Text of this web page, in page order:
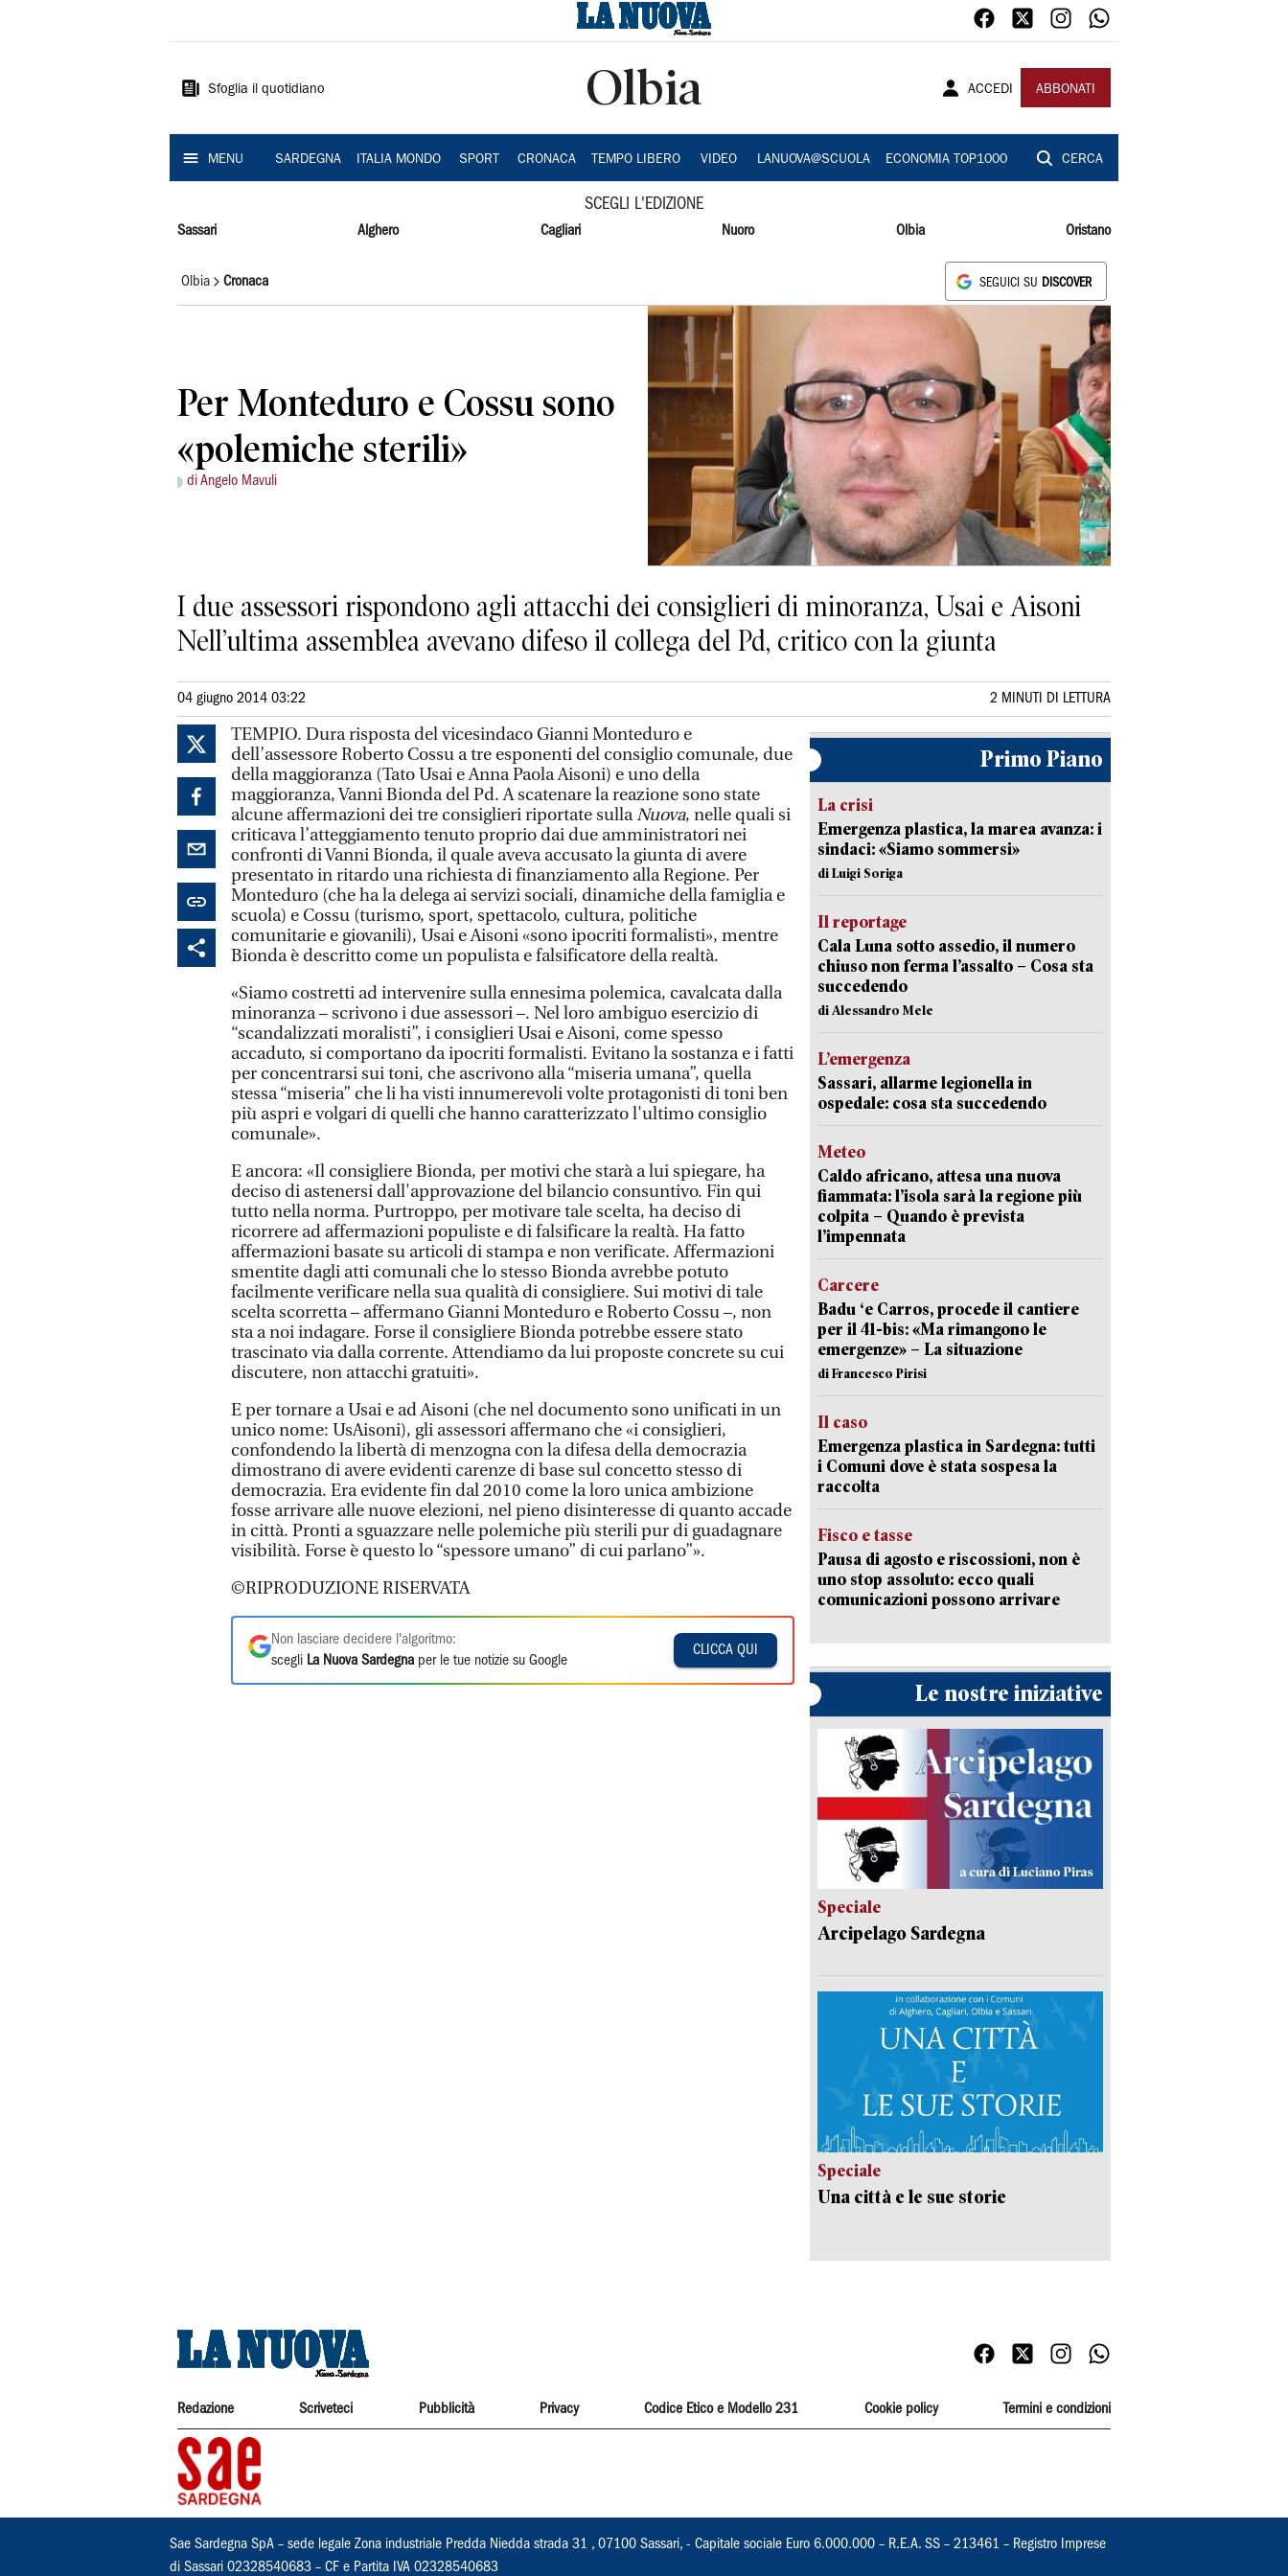
Sardegna
Sfoglia il quotidiano Olbia ACCEDI ABBONATI
MENU SARDEGNA ITALIA MONDO SPORT CRONACA TEMPO LIBERO VIDEO LANUOVA@SCUOLA ECONOMIA TOP1000 CERCA
SCEGLI L'EDIZIONE
Sassari Alghero Cagliari Nuoro Olbia Oristano
Olbia Cronaca SEGUICI SU DISCOVER
Per Monteduro e Cossu sono
«polemiche sterili»
di Angelo Mavuli
I due assessori rispondono agli attacchi dei consiglieri di minoranza, Usai e Aisoni
Nell’ultima assemblea avevano difeso il collega del Pd, critico con la giunta
04 giugno 2014 03:22 2 MINUTI DI LETTURA
TEMPIO. Dura risposta del vicesindaco Gianni Monteduro e
dell’assessore Roberto Cossu a tre esponenti del consiglio comunale, due
della maggioranza (Tato Usai e Anna Paola Aisoni) e uno della
maggioranza, Vanni Bionda del Pd. A scatenare la reazione sono state
alcune affermazioni dei tre consiglieri riportate sullaNuova, nelle quali si
criticava l’atteggiamento tenuto proprio dai due amministratori nei
confronti di Vanni Bionda, il quale aveva accusato la giunta di avere
presentato in ritardo una richiesta di finanziamento alla Regione. Per
Monteduro (che ha la delega ai servizi sociali, dinamiche della famiglia e
scuola) e Cossu (turismo, sport, spettacolo, cultura, politiche
comunitarie e giovanili), Usai e Aisoni «sono ipocriti formalisti», mentre
Bionda è descritto come un populista e falsificatore della realtà.
«Siamo costretti ad intervenire sulla ennesima polemica, cavalcata dalla
minoranza – scrivono i due assessori –. Nel loro ambiguo esercizio di
“scandalizzati moralisti”, i consiglieri Usai e Aisoni, come spesso
accaduto, si comportano da ipocriti formalisti. Evitano la sostanza e i fatti
per concentrarsi sui toni, che ascrivono alla “miseria umana”, quella
stessa “miseria” che li ha visti innumerevoli volte protagonisti di toni ben
più aspri e volgari di quelli che hanno caratterizzato l'ultimo consiglio
comunale».
E ancora: «Il consigliere Bionda, per motivi che starà a lui spiegare, ha
deciso di astenersi dall'approvazione del bilancio consuntivo. Fin qui
tutto nella norma. Purtroppo, per motivare tale scelta, ha deciso di
ricorrere ad affermazioni populiste e di falsificare la realtà. Ha fatto
affermazioni basate su articoli di stampa e non verificate. Affermazioni
smentite dagli atti comunali che lo stesso Bionda avrebbe potuto
facilmente verificare nella sua qualità di consigliere. Sui motivi di tale
scelta scorretta – affermano Gianni Monteduro e Roberto Cossu –, non
sta a noi indagare. Forse il consigliere Bionda potrebbe essere stato
trascinato via dalla corrente. Attendiamo da lui proposte concrete su cui
discutere, non attacchi gratuiti».
E per tornare a Usai e ad Aisoni (che nel documento sono unificati in un
unico nome: UsAisoni), gli assessori affermano che «i consiglieri,
confondendo la libertà di menzogna con la difesa della democrazia
dimostrano di avere evidenti carenze di base sul concetto stesso di
democrazia. Era evidente fin dal 2010 come la loro unica ambizione
fosse arrivare alle nuove elezioni, nel pieno disinteresse di quanto accade
in città. Pronti a sguazzare nelle polemiche più sterili pur di guadagnare
visibilità. Forse è questo lo “spessore umano” di cui parlano”».
©RIPRODUZIONE RISERVATA
Non lasciare decidere l'algoritmo:
scegli La Nuova Sardegna per le tue notizie su Google
CLICCA QUI
Primo Piano
La crisi
Emergenza plastica, la marea avanza: i
sindaci: «Siamo sommersi»
di Luigi Soriga
Il reportage
Cala Luna sotto assedio, il numero
chiuso non ferma l’assalto – Cosa sta
succedendo
di Alessandro Mele
L’emergenza
Sassari, allarme legionella in
ospedale: cosa sta succedendo
Meteo
Caldo africano, attesa una nuova
fiammata: l’isola sarà la regione più
colpita – Quando è prevista
l’impennata
Carcere
Badu ‘e Carros, procede il cantiere
per il 41-bis: «Ma rimangono le
emergenze» – La situazione
di Francesco Pirisi
Il caso
Emergenza plastica in Sardegna: tutti
i Comuni dove è stata sospesa la
raccolta
Fisco e tasse
Pausa di agosto e riscossioni, non è
uno stop assoluto: ecco quali
comunicazioni possono arrivare
Le nostre iniziative
Speciale
Arcipelago Sardegna
Speciale
Una città e le sue storie
Redazione Scriveteci Pubblicità Privacy Codice Etico e Modello 231 Cookie policy Termini e condizioni
Sae Sardegna SpA – sede legale Zona industriale Predda Niedda strada 31 , 07100 Sassari, - Capitale sociale Euro 6.000.000 – R.E.A. SS – 213461 – Registro Imprese
di Sassari 02328540683 – CF e Partita IVA 02328540683